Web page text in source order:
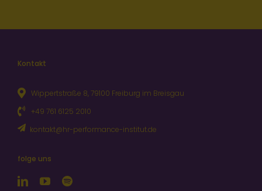
Kontakt
Wippertstraße 8, 79100 Freiburg im Breisgau
+49 761 6125 2010
kontakt@hr-performance-institut.de
folge uns